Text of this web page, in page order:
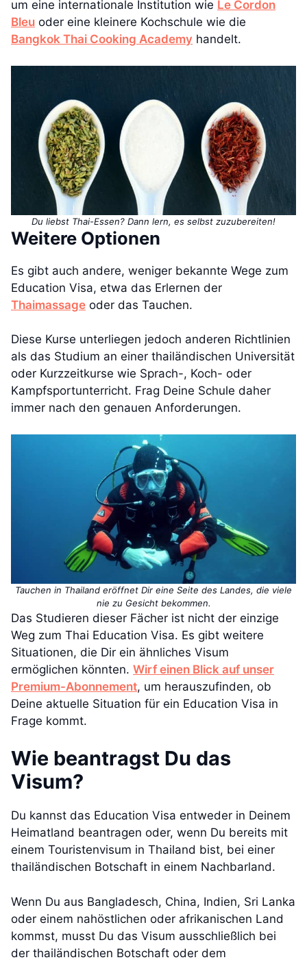
um eine internationale Institution wie Le Cordon
Bleu oder eine kleinere Kochschule wie die
Bangkok Thai Cooking Academy handelt.
Du liebst Thai-Essen? Dann lern, es selbst zuzubereiten!
Weitere Optionen
Es gibt auch andere, weniger bekannte Wege zum
Education Visa, etwa das Erlernen der
Thaimassage oder das Tauchen.
Diese Kurse unterliegen jedoch anderen Richtlinien
als das Studium an einer thailändischen Universität
oder Kurzzeitkurse wie Sprach-, Koch- oder
Kampfsportunterricht. Frag Deine Schule daher
immer nach den genauen Anforderungen.
Tauchen in Thailand eröffnet Dir eine Seite des Landes, die viele
nie zu Gesicht bekommen.
Das Studieren dieser Fächer ist nicht der einzige
Weg zum Thai Education Visa. Es gibt weitere
Situationen, die Dir ein ähnliches Visum
ermöglichen könnten. Wirf einen Blick auf unser
Premium-Abonnement, um herauszufinden, ob
Deine aktuelle Situation für ein Education Visa in
Frage kommt.
Wie beantragst Du das
Visum?
Du kannst das Education Visa entweder in Deinem
Heimatland beantragen oder, wenn Du bereits mit
einem Touristenvisum in Thailand bist, bei einer
thailändischen Botschaft in einem Nachbarland.
Wenn Du aus Bangladesch, China, Indien, Sri Lanka
oder einem nahöstlichen oder afrikanischen Land
kommst, musst Du das Visum ausschließlich bei
der thailändischen Botschaft oder dem